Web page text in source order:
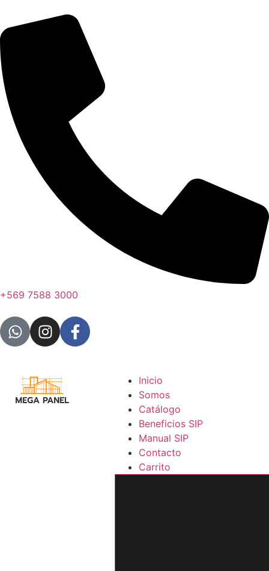
+569 7588 3000
Inicio
Somos
Catálogo
Beneficios SIP
Manual SIP
Contacto
Carrito